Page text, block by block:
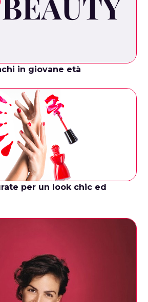
in giovane età
per un look chic ed